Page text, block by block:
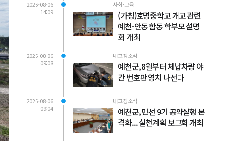
2026-08-06
14:09
사회·교육
(가칭)호명중학교 개교 관련
예천-안동 합동 학부모 설명
회 개최
2026-08-06
09:08
내고장소식
예천군, 8월부터 체납차량 야
간 번호판 영치 나선다
2026-08-06
09:04
내고장소식
예천군, 민선 9기 공약실행 본
격화... 실천계획 보고회 개최